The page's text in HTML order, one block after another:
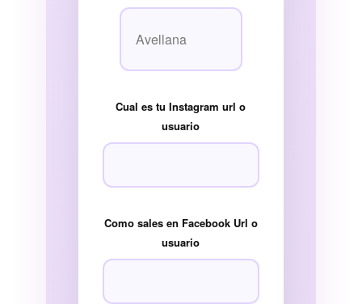
Cual es tu Instagram url o
usuario
Como sales en Facebook Url o
usuario